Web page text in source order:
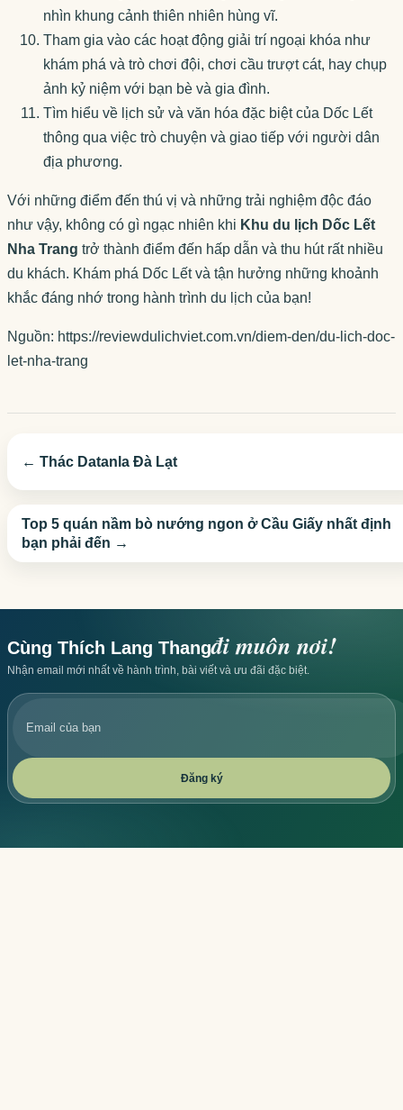
nhìn khung cảnh thiên nhiên hùng vĩ.
Tham gia vào các hoạt động giải trí ngoại khóa như
khám phá và trò chơi đội, chơi cầu trượt cát, hay chụp
ảnh kỷ niệm với bạn bè và gia đình.
Tìm hiểu về lịch sử và văn hóa đặc biệt của Dốc Lết
thông qua việc trò chuyện và giao tiếp với người dân
địa phương.
Với những điểm đến thú vị và những trải nghiệm độc đáo
như vậy, không có gì ngạc nhiên khi Khu du lịch Dốc Lết
Nha Trang trở thành điểm đến hấp dẫn và thu hút rất nhiều
du khách. Khám phá Dốc Lết và tận hưởng những khoảnh
khắc đáng nhớ trong hành trình du lịch của bạn!
Nguồn: https://reviewdulichviet.com.vn/diem-den/du-lich-doc-
let-nha-trang
← Thác Datanla Đà Lạt
Top 5 quán nầm bò nướng ngon ở Cầu Giấy nhất định
bạn phải đến →
đi muôn nơi!
Cùng Thích Lang Thang
Nhận email mới nhất về hành trình, bài viết và ưu đãi đặc biệt.
Email
của
Đăng ký